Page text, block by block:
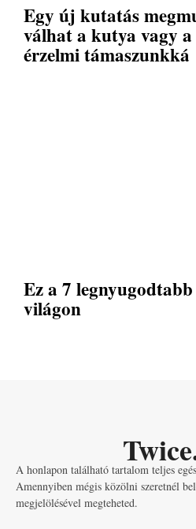
Egy új kutatás
válhat a kutya vagy
érzelmi támaszunkká
Ez a 7
világon
A honlapon található tartalom teljes
Amennyiben mégis közölni szeretnél
megjelölésével megteheted.